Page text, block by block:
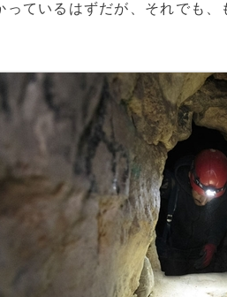
っているはずだが、それでも